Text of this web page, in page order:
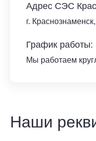
Адрес СЭС
г. Краснознаменск,
График работы:
Мы работаем
Наши